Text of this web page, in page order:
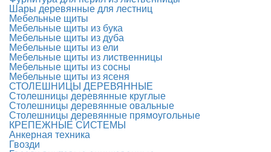
Шары деревянные для лестниц
Мебельные щиты
Мебельные щиты из бука
Мебельные щиты из дуба
Мебельные щиты из ели
Мебельные щиты из лиственницы
Мебельные щиты из сосны
Мебельные щиты из ясеня
СТОЛЕШНИЦЫ ДЕРЕВЯННЫЕ
Столешницы деревянные круглые
Столешницы деревянные овальные
Столешницы деревянные прямоугольные
КРЕПЕЖНЫЕ СИСТЕМЫ
Анкерная техника
Гвозди